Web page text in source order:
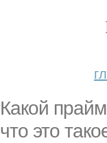
Какой
что это